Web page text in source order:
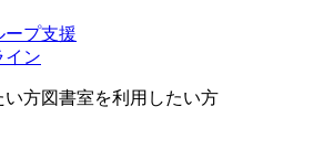
ープ支援
イン
図書室を利用したい方